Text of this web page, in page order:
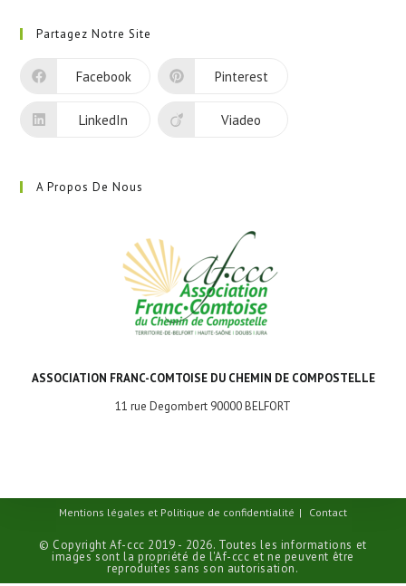
un
nouvel
Partagez Notre Site
Facebook Pinterest
LinkedIn Viadeo
A Propos De Nous
ASSOCIATION FRANC-COMTOISE DU CHEMIN DE COMPOSTELLE
11 rue Degombert 90000 BELFORT
Mentions légales et Politique de confidentialité Contact
© Copyright Af-ccc 2019 - 2026. Toutes les informations et
images sont la propriété de l'Af-ccc et ne peuvent être
reproduites sans son autorisation.